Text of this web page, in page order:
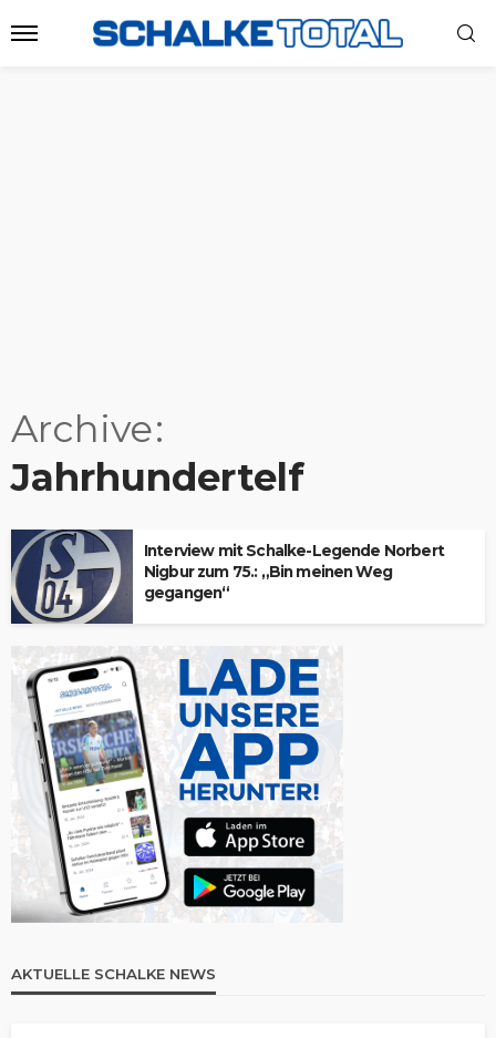
Archive
Jahrhundertelf
Interview mit Schalke-Legende Norbert
Nigbur zum 75.: „Bin meinen Weg
gegangen“
AKTUELLE SCHALKE NEWS